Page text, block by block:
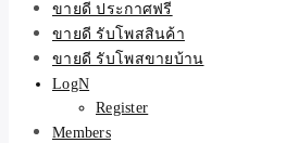
ขายดี ประกาศฟรี
ขายดี รับโพสสินค้า
ขายดี รับโพสขายบ้าน
LogN
Register
Members